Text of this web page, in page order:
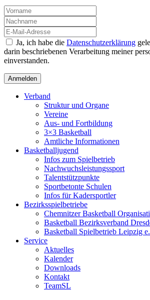
Ja, ich habe die Datenschutzerklärung
darin beschriebenen Verarbeitung meiner
einverstanden.
Verband
Struktur und Organe
Vereine
Aus- und Fortbildung
3×3 Basketball
Amtliche Informationen
Basketballjugend
Infos zum Spielbetrieb
Nachwuchsleistungssport
Talentstützpunkte
Sportbetonte Schulen
Infos für Kadersportler
Bezirksspielbetriebe
Chemnitzer Basketball
Basketball Bezirksverband
Basketball Spielbetrieb Leipzig
Service
Aktuelles
Kalender
Downloads
Kontakt
TeamSL